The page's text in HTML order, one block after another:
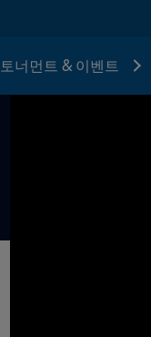
토너먼트 & 이벤트